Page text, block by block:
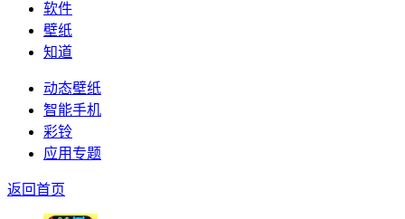
软件
壁纸
知道
动态壁纸
智能手机
彩铃
应用专题
返回首页